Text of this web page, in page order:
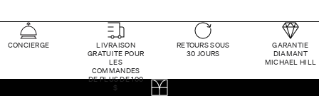
CONCIERGE
LIVRAISON
GRATUITE POUR
LES
COMMANDES
DE PLUS DE 100
$
RETOURS SOUS
30 JOURS
GARANTIE
DIAMANT
MICHAEL HILL